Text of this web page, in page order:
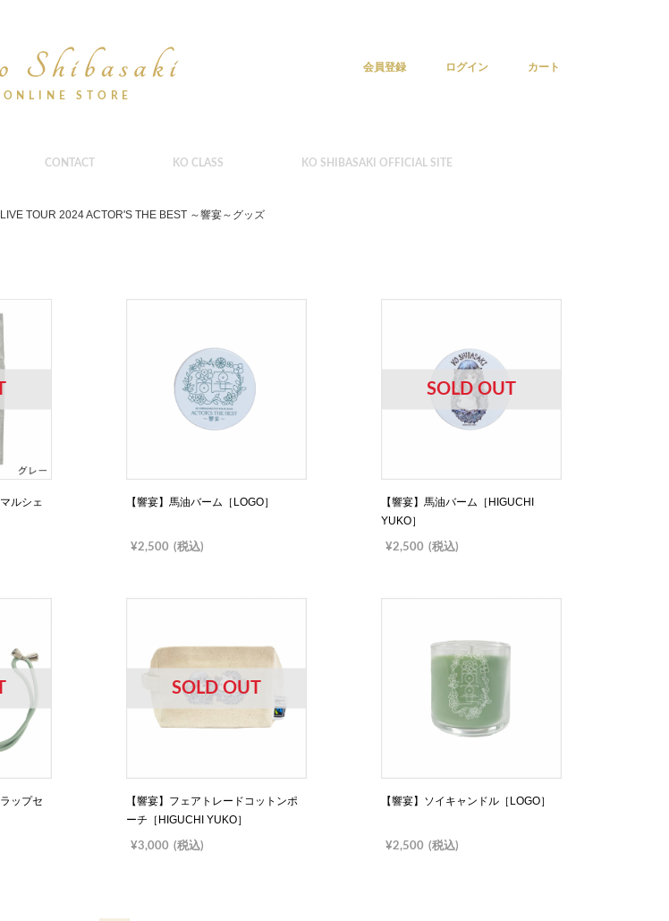
会員登録 ログイン カート
CONTACT KO CLASS KO SHIBASAKI OFFICIAL SITE
TOUR 2024 ACTOR'S THE BEST ～響宴～グッズ
ルシェ
【響宴】馬油バーム［LOGO］
¥2,500 (税込)
SOLD OUT
【響宴】馬油バーム［HIGUCHI
YUKO］
¥2,500 (税込)
ップセ
SOLD OUT
【響宴】フェアトレードコットンポ
ーチ［HIGUCHI YUKO］
¥3,000 (税込)
【響宴】ソイキャンドル［LOGO］
¥2,500 (税込)